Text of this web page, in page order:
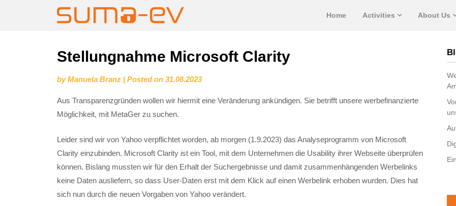
Home Activities About Us
Skip
content
Stellungnahme Microsoft Clarity
byManuela Branz | Posted on 31.08.2023
Aus Transparenzgründen wollen wir hiermit eine Veränderung ankündigen. Sie betrifft unsere werbefinanzierte
Möglichkeit, mit MetaGer zu suchen.
Leider sind wir von Yahoo verpflichtet worden, ab morgen (1.9.2023) das Analyseprogramm von Microsoft
Clarity einzubinden. Microsoft Clarity ist ein Tool, mit dem Unternehmen die Usability ihrer Webseite überprüfen
können. Bislang mussten wir für den Erhalt der Suchergebnisse und damit zusammenhängenden Werbelinks
keine Daten ausliefern, so dass User-Daten erst mit dem Klick auf einen Werbelink erhoben wurden. Dies hat
sich nun durch die neuen Vorgaben von Yahoo verändert.